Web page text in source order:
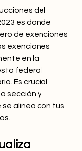
del
es donde
de exenciones
exenciones
en la
federal
Es crucial
sección y
alinea con tus